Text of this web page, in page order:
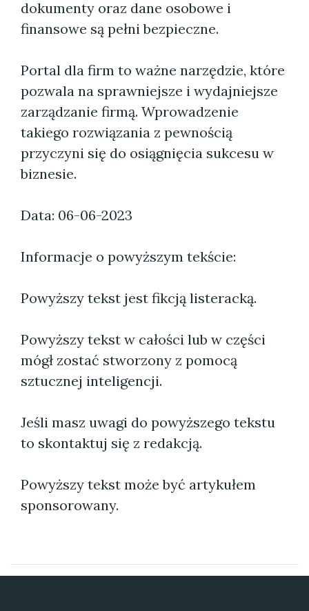
dokumenty oraz dane osobowe i
finansowe są pełni bezpieczne.
Portal dla firm to ważne narzędzie, które
pozwala na sprawniejsze i wydajniejsze
zarządzanie firmą. Wprowadzenie
takiego rozwiązania z pewnością
przyczyni się do osiągnięcia sukcesu w
biznesie.
Data: 06-06-2023
Informacje o powyższym tekście:
Powyższy tekst jest fikcją listeracką.
Powyższy tekst w całości lub w części
mógł zostać stworzony z pomocą
sztucznej inteligencji.
Jeśli masz uwagi do powyższego tekstu
to skontaktuj się z redakcją.
Powyższy tekst może być artykułem
sponsorowany.